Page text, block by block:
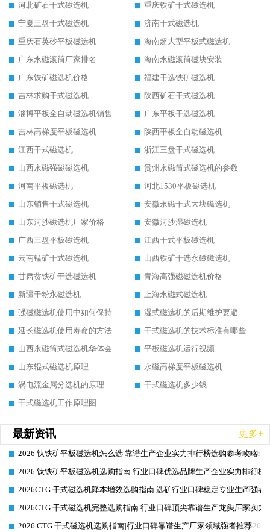
河北矿石干式磁选机
重庆铁矿干式磁选机
宁夏三盘干式磁选机
济南干式磁选机
重庆石英砂平板磁选机
海南超大型平板式磁选机
广东永磁滚筒厂家排名
海南永磁滚筒磁块安装
广东铁矿磁选机价格
福建干选铁矿磁选机
吉林求购干式磁选机
陕西矿石干式磁选机
淄博平板全自动磁选机销售
广东平板干选磁选机
吉林高梯度平板磁选机
陕西平板全自动磁选机
江西干式磁选机
浙江三盘干式磁选机
山西永磁强磁磁选机
贵州永磁筒式磁选机的参数
河南平板磁选机
河北1530平板磁选机
山东销售干式磁选机
安徽永磁干式大块磁选机
山东河沙磁选机厂家价格
安徽河沙湿磁选机
广西三盘平板磁选机
江西干式平板磁选机
云南锰矿干式磁选机
山西铁矿干选永磁磁选机
甘肃贫铁矿干选磁选机
青海高强磁磁选机价格
新疆干粉永磁选机
上海永磁式磁选机
强磁磁选机使用中如何保持其顺畅运行
湿式磁选机的后期维护要避开哪些坑
延长磁选机使用寿命的方法
干式磁选机的技术标准有哪些
山西永磁筒式磁选机华体会手机网页版-华体会(中国)
平板磁选机运行视频
山东辊式磁选机原理
永磁高梯度平板磁选机
涡电流金属分选机的原理
干式磁选机多少钱
干式磁选机工作原理图
最新资讯 更多+
2026-06-26
2026 钛铁矿平板磁选机怎么选 靠谱生产企业实力排行榜选购参考攻略
2026-06-26
2026 钛铁矿平板磁选机选购指南 行业口碑优选品牌生产企业实力排行榜
2026-06-26
2026CTG 干式磁选机降本增效选购指南 选矿行业口碑稳定专业生产强者
2026-06-26
2026CTG 干式磁选机完整选购指南 行业口碑顶尖靠谱生产龙头厂家实力
2026-06-26
2026 CTG 干式磁选机选购指南|行业口碑靠谱生产厂家领域强者推荐